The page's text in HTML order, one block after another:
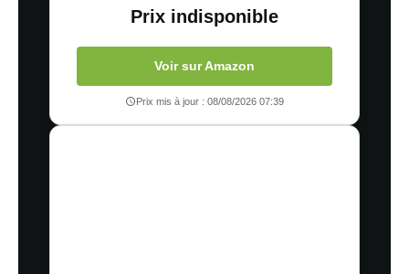
Prix indisponible
Voir sur Amazon
Prix mis à jour : 08/08/2026 07:39